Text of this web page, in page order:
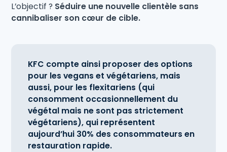
L’objectif ? Séduire une nouvelle clientèle sans
cannibaliser son cœur de cible.
KFC compte ainsi proposer des options
pour les vegans et végétariens, mais
aussi, pour les flexitariens (qui
consomment occasionnellement du
végétal mais ne sont pas strictement
végétariens), qui représentent
aujourd’hui 30% des consommateurs en
restauration rapide.